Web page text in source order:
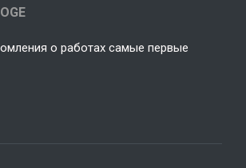
о работах самые первые